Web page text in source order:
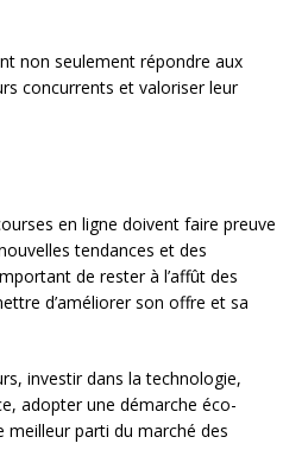
non seulement répondre aux
concurrents et valoriser leur
en ligne doivent faire preuve
tendances et des
de rester à l’affût des
d’améliorer son offre et sa
investir dans la technologie,
adopter une démarche éco-
meilleur parti du marché des